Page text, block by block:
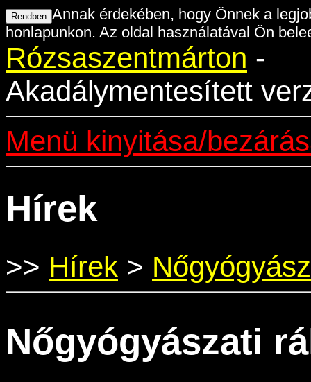
Annak érdekében, hogy Önnek a
honlapunkon. Az oldal használatával Ön
Rózsaszentmárton -
Akadálymentesített
Menü kinyitása/
Hírek
>> Hírek >
Nőgyógyászati